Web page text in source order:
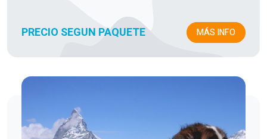
PRECIO SEGUN PAQUETE MÁS INFO